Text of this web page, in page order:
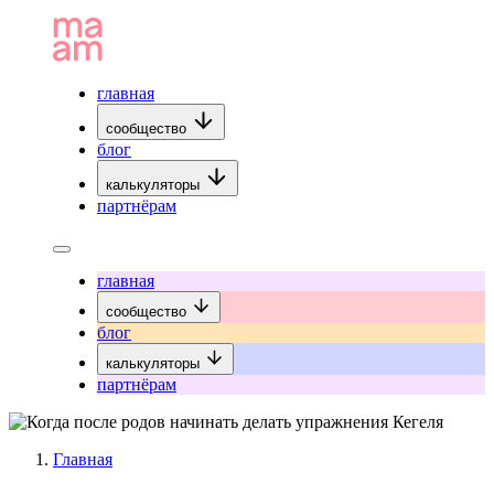
главная
сообщество
блог
калькуляторы
партнёрам
главная
сообщество
блог
калькуляторы
партнёрам
Главная